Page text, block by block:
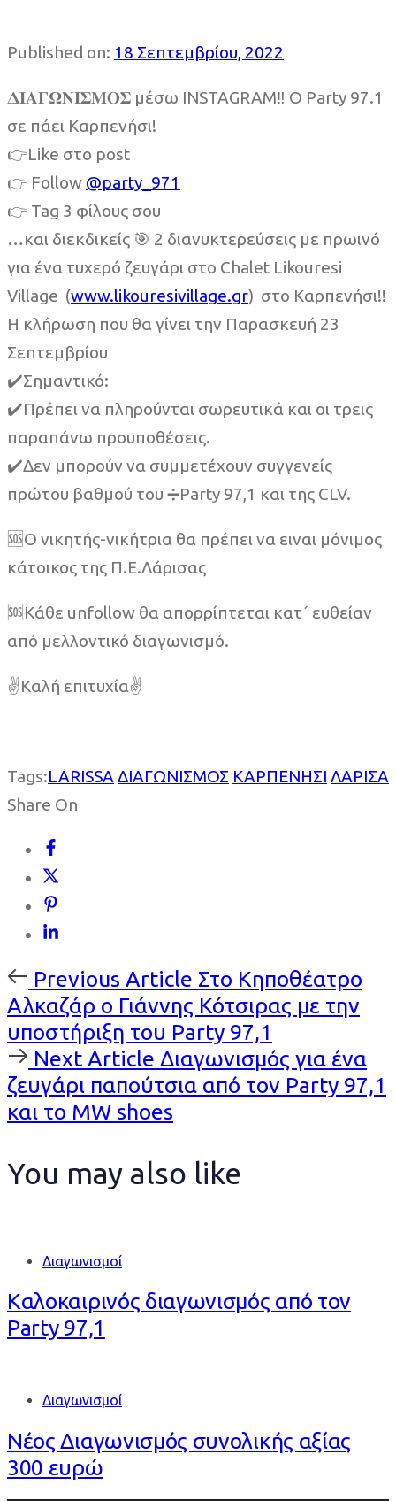
Published on: 18 Σεπτεμβρίου, 2022
𝚫𝚰𝚨𝚪𝛀𝚴𝚰𝚺𝚳𝚶𝚺 μέσω INSTAGRAM‼️ Ο Party 97.1
σε πάει Καρπενήσι!
👉Like στο post
👉 Follow @party_971
👉 Tag 3 φίλους σου
…και διεκδικείς 🎯 2 διανυκτερεύσεις με πρωινό
για ένα τυχερό ζευγάρι στο Chalet Likouresi
Village (www.likouresivillage.gr) στο Καρπενήσι!!
Η κλήρωση που θα γίνει την Παρασκευή 23
Σεπτεμβρίου
✔️Σημαντικό:
✔️Πρέπει να πληρούνται σωρευτικά και οι τρεις
παραπάνω προυποθέσεις.
✔️Δεν μπορούν να συμμετέχουν συγγενείς
πρώτου βαθμού του ➗Party 97,1 και της CLV.
🆘Ο νικητής-νικήτρια θα πρέπει να ειναι μόνιμος
κάτοικος της Π.Ε.Λάρισας
🆘Κάθε unfollow θα απορρίπτεται κατ´ ευθείαν
από μελλοντικό διαγωνισμό.
✌️Καλή επιτυχία✌️
Tags:LARISSA ΔΙΑΓΩΝΙΣΜΟΣ ΚΑΡΠΕΝΗΣΙ ΛΑΡΙΣΑ
Share On
Previous
Article
Previous Article Στο Κηποθέατρο
Αλκαζάρ ο Γιάννης Κότσιρας με την
υποστήριξη του Party 97,1
Next
Article
Next Article Διαγωνισμός για ένα
ζευγάρι παπούτσια από τον Party 97,1
και το MW shoes
You may also like
Διαγωνισμοί
Καλοκαιρινός διαγωνισμός από τον
Party 97,1
Διαγωνισμοί
Νέος Διαγωνισμός συνολικής αξίας
300 ευρώ